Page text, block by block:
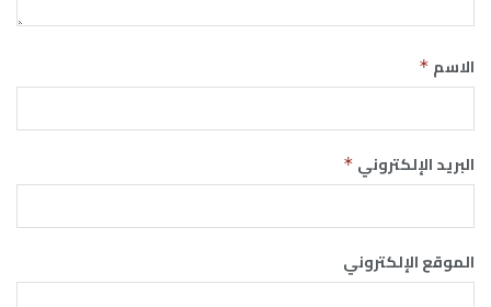
الاسم *
البريد الإلكتروني *
الموقع الإلكتروني